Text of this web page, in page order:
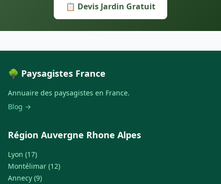
📋 Devis Jardin Gratuit
🌳 Paysagistes France
Annuaire des paysagistes en France.
Blog →
Région Auvergne Rhone Alpes
Lyon (17)
Montélimar (12)
Annecy (9)